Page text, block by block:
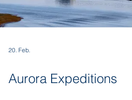
20. Feb.
Aurora Expeditions